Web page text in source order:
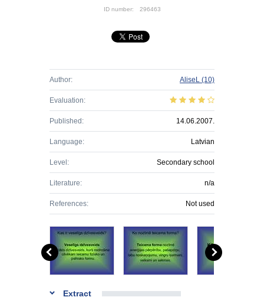
ID number: 296463
Author: AliseL (10)
Evaluation:
Published: 14.06.2007.
Language: Latvian
Level: Secondary school
Literature: n/a
References: Not used
Extract